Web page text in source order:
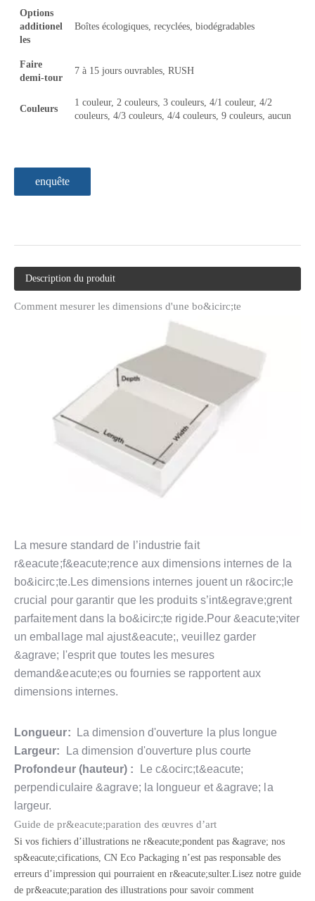
Options
additionel
les
Boîtes écologiques, recyclées, biodégradables
Faire
demi-tour
7 à 15 jours ouvrables, RUSH
Couleurs
1 couleur, 2 couleurs, 3 couleurs, 4/1 couleur, 4/2
couleurs, 4/3 couleurs, 4/4 couleurs, 9 couleurs, aucun
enquête
Description du produit
Comment mesurer les dimensions d'une bo&icirc;te
La mesure standard de l’industrie fait
r&eacute;f&eacute;rence aux dimensions internes de la
bo&icirc;te.Les dimensions internes jouent un r&ocirc;le
crucial pour garantir que les produits s’int&egrave;grent
parfaitement dans la bo&icirc;te rigide.Pour &eacute;viter
un emballage mal ajust&eacute;, veuillez garder
&agrave; l'esprit que toutes les mesures
demand&eacute;es ou fournies se rapportent aux
dimensions internes.
Longueur: La dimension d'ouverture la plus longue
Largeur:
La dimension d'ouverture plus courte
Profondeur (hauteur) : Le c&ocirc;t&eacute;
perpendiculaire &agrave; la longueur et &agrave; la
largeur.
Guide de pr&eacute;paration des œuvres d’art
Si vos fichiers d’illustrations ne r&eacute;pondent pas &agrave; nos
sp&eacute;cifications, CN Eco Packaging n’est pas responsable des
erreurs d’impression qui pourraient en r&eacute;sulter.Lisez notre guide
de pr&eacute;paration des illustrations pour savoir comment